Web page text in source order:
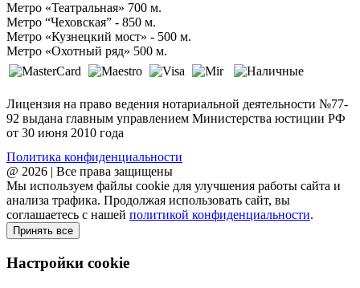
Метро «Театральная» 700 м.
Метро “Чеховская” - 850 м.
Метро «Кузнецкий мост» - 500 м.
Метро «Охотный ряд» 500 м.
Лицензия на право ведения нотариальной деятельности №77-
92 выдана главным управлением Министерства юстиции РФ
от 30 июня 2010 года
Политика конфиденциальности
@ 2026 | Все права защищены
Мы используем файлы cookie для улучшения работы сайта и
анализа трафика. Продолжая использовать сайт, вы
соглашаетесь с нашей политикой конфиденциальности.
Принять все
Настройки cookie